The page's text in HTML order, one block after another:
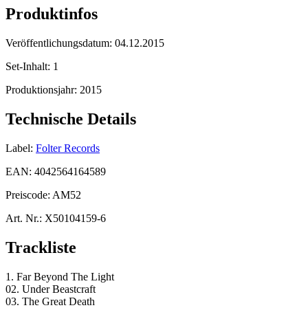
Produktinfos
Veröffentlichungsdatum: 04.12.2015
Set-Inhalt: 1
Produktionsjahr: 2015
Technische Details
Label: Folter Records
EAN: 4042564164589
Preiscode: AM52
Art. Nr.: X50104159-6
Trackliste
1. Far Beyond The Light
02. Under Beastcraft
03. The Great Death